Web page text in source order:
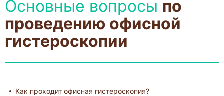
Основные вопросы по
проведению офисной
гистероскопии
Как проходит офисная гистероскопия?